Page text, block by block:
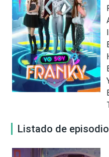
Listado de